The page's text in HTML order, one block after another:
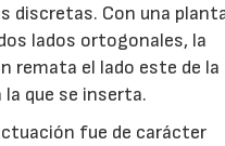
discretas. Con una
lados ortogonales, la
remata el lado este de la
la que se inserta.
fue de carácter